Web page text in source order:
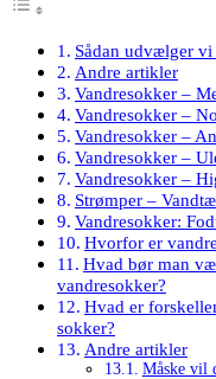
Sådan udvælger
Andre artikler
Vandresokker –
Vandresokker –
Vandresokker –
Vandresokker –
Vandresokker –
Strømper –
Vandresokker:
Hvorfor er
Hvad bør man
vandresokker?
Hvad er
sokker?
Andre artikler
Måske vil